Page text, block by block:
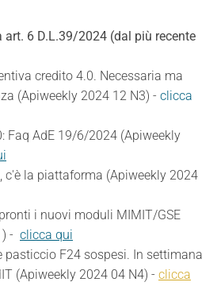
6 D.L.39/2024 (dal più recente
credito 4.0. Necessaria ma
(Apiweekly 2024 12 N3) - clicca
Faq AdE 19/6/2024 (Apiweekly
c'è la piattaforma (Apiweekly 2024
i nuovi moduli MIMIT/GSE
- clicca qui
pasticcio F24 sospesi. In settimana
(Apiweekly 2024 04 N4) - clicca